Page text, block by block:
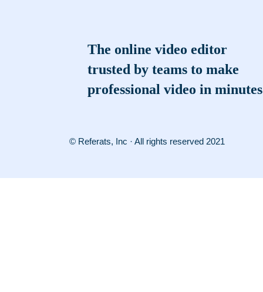
The online video editor
trusted by teams to make
professional video in minutes
© Referats, Inc · All rights reserved 2021